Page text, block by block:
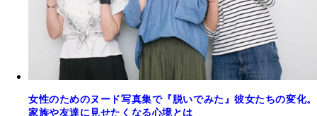
女性のためのヌード写真集で『脱いでみた』彼女たちの変化。
家族や友達に見せたくなる心境とは